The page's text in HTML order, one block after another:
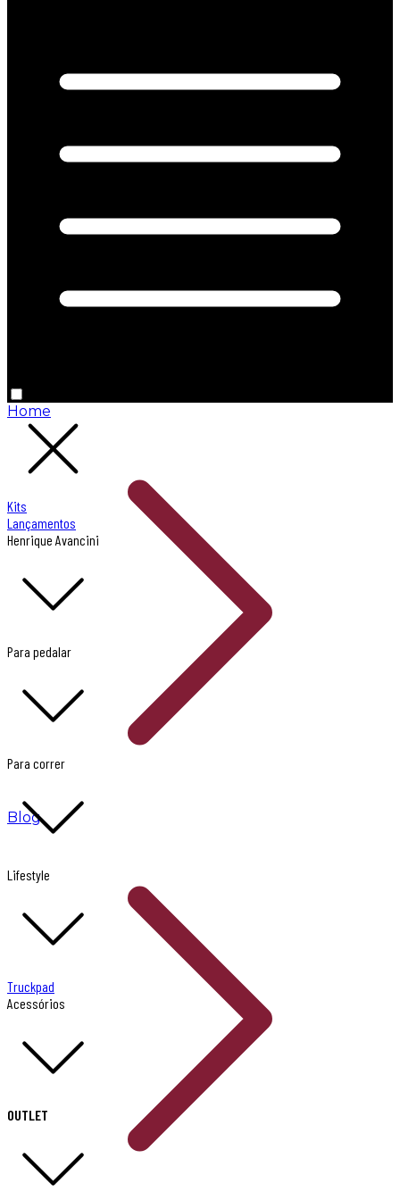
Kits
Lançamentos
Henrique Avancini
Para pedalar
Para correr
Lifestyle
Truckpad
Acessórios
OUTLET
Home
Blog